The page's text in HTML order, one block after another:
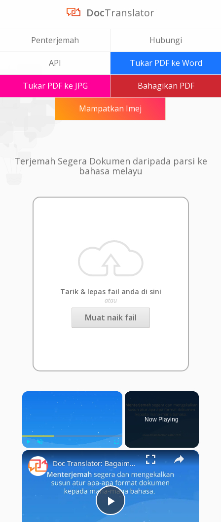
DocTranslator
Penterjemah Hubungi
API Tukar PDF ke Word
Tukar PDF ke JPG Bahagikan PDF
Mampatkan Imej
Terjemah Segera Dokumen daripada parsi ke
bahasa melayu
Tarik & lepas fail anda di sini
atau
Muat naik fail
×
Play Unmute Fullscreen
Now Playing
×
Play
Doc Translator: Bagaimana saya menggunakan penterjemah dokumen?